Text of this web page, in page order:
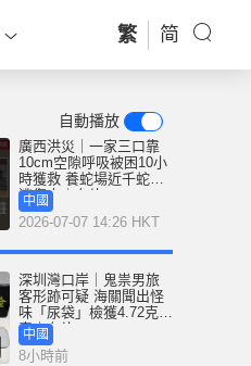
繁 简
自動播放
廣西洪災｜一家三口靠
10cm空隙呼吸被困10小
時獲救 養蛇場近千蛇出
逃傷人｜有片
中國
2026-07-07 14:26 HKT
深圳灣口岸｜鬼祟男旅
客形跡可疑 海關聞出怪
味「尿袋」檢獲4.72克冰
毒｜有片
中國
8小時前